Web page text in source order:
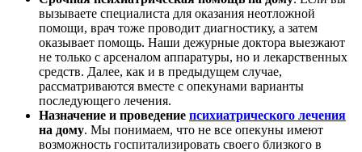
вызываете специалиста для оказания неотложной
помощи, врач тоже проводит диагностику, а затем
оказывает помощь. Наши дежурные доктора выезжают
не только с арсеналом аппаратуры, но и лекарственных
средств. Далее, как и в предыдущем случае,
рассматриваются вместе с опекунами варианты
последующего лечения.
Назначение и проведение психиатрического лечения
на дому. Мы понимаем, что не все опекуны имеют
возможность госпитализировать своего близкого в